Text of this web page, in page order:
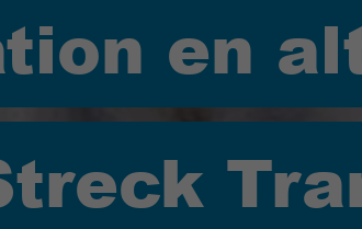
en